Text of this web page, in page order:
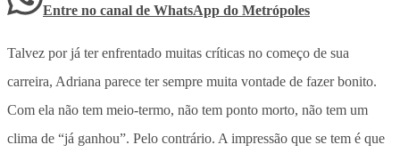
Entre no canal de WhatsApp do Metrópoles
Talvez por já ter enfrentado muitas críticas no começo de sua
carreira, Adriana parece ter sempre muita vontade de fazer bonito.
Com ela não tem meio-termo, não tem ponto morto, não tem um
clima de “já ganhou”. Pelo contrário. A impressão que se tem é que